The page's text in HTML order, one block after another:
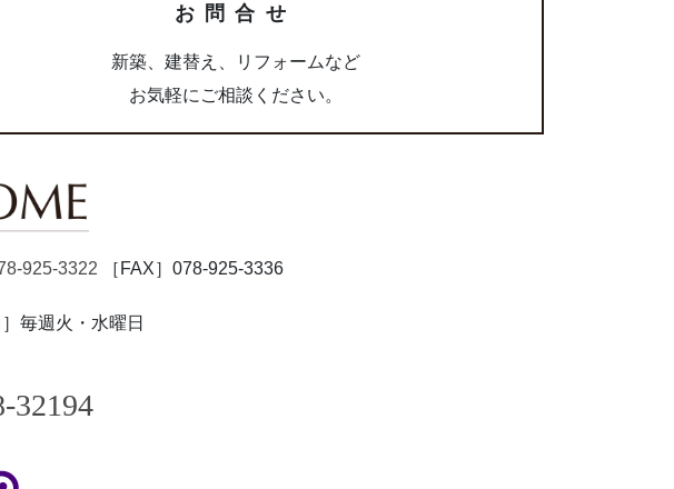
お問合せ
新築、建替え、リフォームなど
お気軽にご相談ください。
925-3322 ［FAX］078-925-3336
］毎週火・水曜日
32194